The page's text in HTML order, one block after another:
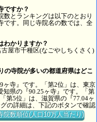
ですか？
数とランキングは以下のとおり
です。同じ寺院名の数では、全
わかりますか？
屋市千種区(なごやしちくさく)
の寺院が多いの都道府県はどこ
ヶ寺』です。「第2位」は、東京
知県の『90.25ヶ寺』です。「第
第5位」は、滋賀県の『77.04ヶ
の詳細は、下記のボタンで確認
院数順位(人口10万人当たり)